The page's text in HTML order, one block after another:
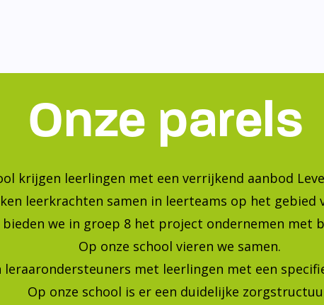
Bekijk onze foto's op
Blijf op de hoogte van de laatste ontwikkelingen!